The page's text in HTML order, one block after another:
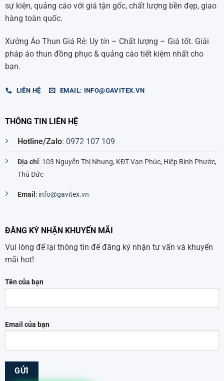
sự kiện, quảng cáo với giá tận gốc, chất lượng bền đẹp, giao
hàng toàn quốc.
Xưởng Áo Thun Giá Rẻ: Uy tín – Chất lượng – Giá tốt. Giải
pháp áo thun đồng phục & quảng cáo tiết kiệm nhất cho
bạn.
LIÊN HỆ EMAIL: INFO@GAVITEX.VN
THÔNG TIN LIÊN HỆ
Hotline/Zalo: 0972 107 109
Địa chỉ: 103 Nguyễn Thị Nhung, KĐT Vạn Phúc, Hiệp Bình Phước,
Thủ Đức
Email : info@gavitex.vn
ĐĂNG KÝ NHẬN KHUYẾN MÃI
Vui lòng để lại thông tin để đăng ký nhận tư vấn và khuyến
mãi hot!
Tên của bạn
Email của bạn